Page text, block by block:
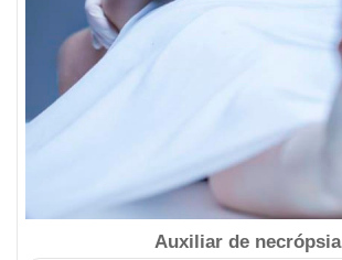
Auxiliar de necrópsia